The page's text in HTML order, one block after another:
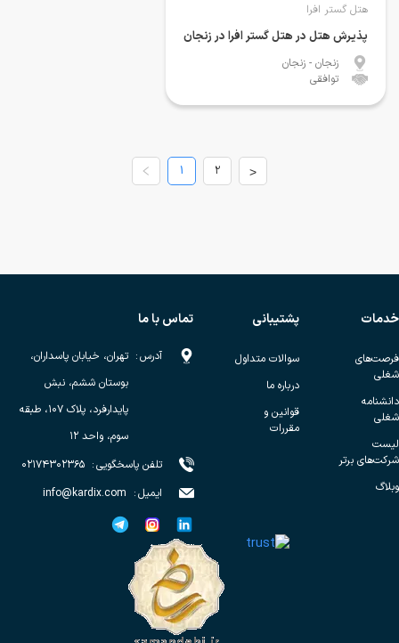
هتل گستر افرا
پذیرش هتل در هتل گستر افرا در زنجان
زنجان - زنجان
توافقی
1 2 >
خدمات
فرصت‌های
شغلی
دانشنامه
شغلی
لیست
شرکت‌های برتر
وبلاگ
پشتیبانی
سوالات متداول
درباره ما
قوانین و
مقررات
تماس با ما
آدرس: تهران، خیابان پاسداران،
بوستان ششم، نبش
پایدارفرد، پلاک ۱۰۷، طبقه
سوم، واحد ۱۲
تلفن پاسخگویی: ۰۲۱۷۴۳۰۲۳۶۵
ایمیل:
info@kardix.com